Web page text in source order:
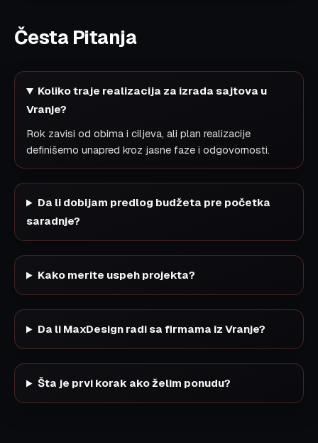
Česta Pitanja
Koliko traje realizacija za izrada sajtova u
Vranje?
Rok zavisi od obima i ciljeva, ali plan realizacije
definišemo unapred kroz jasne faze i odgovornosti.
Da li dobijam predlog budžeta pre početka
saradnje?
Kako merite uspeh projekta?
Da li MaxDesign radi sa firmama iz Vranje?
Šta je prvi korak ako želim ponudu?